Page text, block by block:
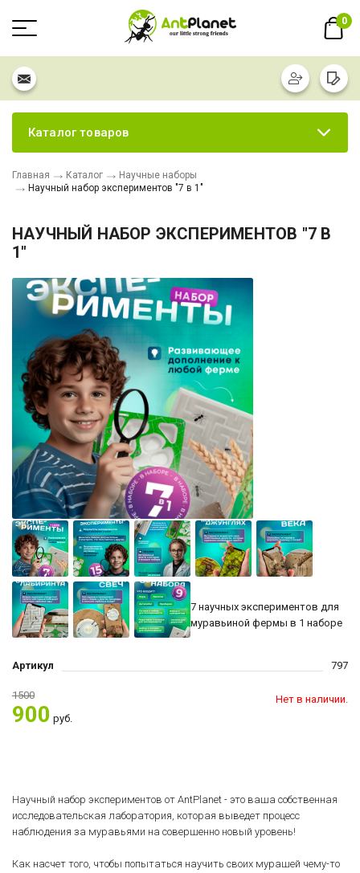
0
Каталог товаров
Главная Каталог
Научные наборы
Научный набор экспериментов "7 в 1"
НАУЧНЫЙ НАБОР ЭКСПЕРИМЕНТОВ "7 В
1"
7 научных экспериментов для
муравьиной фермы в 1 наборе
Артикул 797
1500
900 руб.
Нет в наличии.
Научный набор экспериментов от AntPlanet - это ваша собственная
исследовательская лаборатория, которая выведет процесс
наблюдения за муравьями на совершенно новый уровень!
Как насчет того, чтобы попытаться научить своих мурашей чему-то